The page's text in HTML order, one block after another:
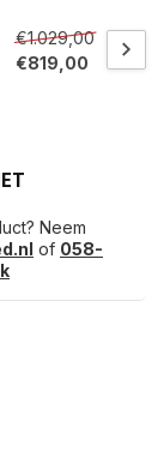
€1.029,00
€819,00
Neem
of 058-